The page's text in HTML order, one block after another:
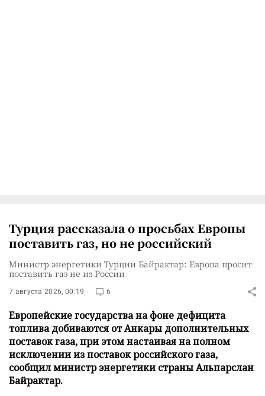
Турция рассказала о просьбах Европы
поставить газ, но не российский
Министр энергетики Турции Байрактар: Европа просит
поставить газ не из России
7 августа 2026, 00:19 6
Европейские государства на фоне дефицита
топлива добиваются от Анкары дополнительных
поставок газа, при этом настаивая на полном
исключении из поставок российского газа,
сообщил министр энергетики страны Альпарслан
Байрактар.